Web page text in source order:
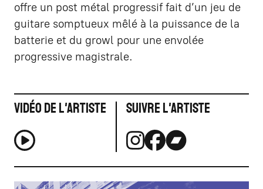
offre un post métal progressif fait d’un jeu de
guitare somptueux mêlé à la puissance de la
batterie et du growl pour une envolée
progressive magistrale.
Vidéo de l'artiste Suivre l'artiste